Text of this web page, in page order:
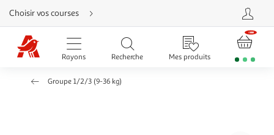
Aller
directement
au
contenu
Aller
directement
Aller
Choisir vos courses
Rayons Recherche Mes produits
Groupe 1/2/3 (9-36 kg)